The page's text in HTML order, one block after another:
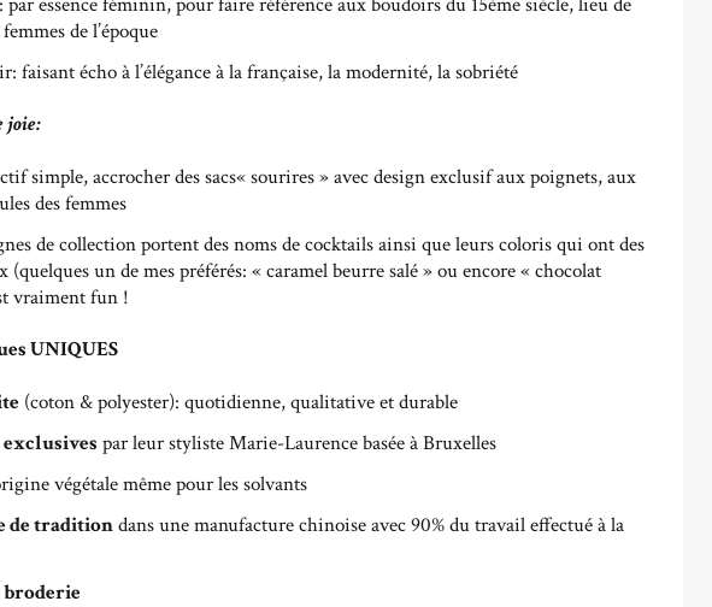
de l’époque
faisant écho à l’élégance à la française, la modernité, la sobriété
joie:
simple, accrocher des sacs« sourires » avec design exclusif aux poignets, aux
des femmes
de collection portent des noms de cocktails ainsi que leurs coloris qui ont des
un de mes préférés: « caramel beurre salé » ou encore « chocolat
vraiment fun !
UNIQUES
(coton & polyester): quotidienne, qualitative et durable
par leur styliste Marie-Laurence basée à Bruxelles
végétale même pour les solvants
de traditiondans une manufacture chinoise avec 90% du travail effectué à la
broderie